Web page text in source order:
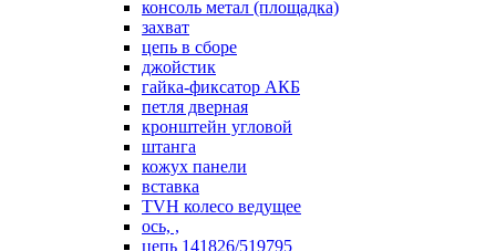
консоль метал (площадка)
захват
цепь в сборе
джойстик
гайка-фиксатор АКБ
петля дверная
кронштейн угловой
штанга
кожух панели
вставка
TVH колесо ведущее
ось, ,
цепь 141826/519795